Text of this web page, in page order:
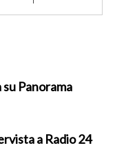
Panorama
a Radio 24